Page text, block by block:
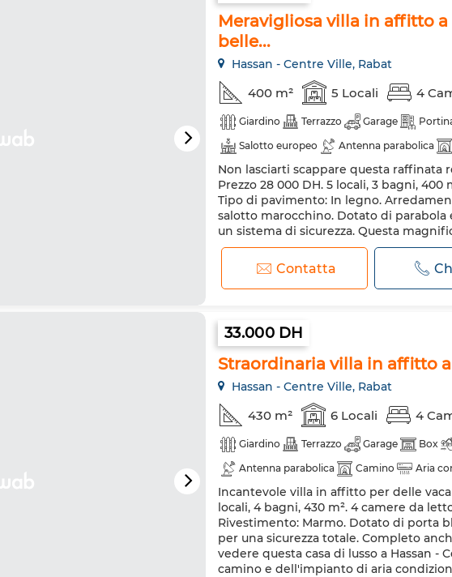
Meravigliosa villa in affitto a
belle...
Hassan - Centre Ville, Rabat
400 m² 5 Locali 4
Giardino Terrazzo Garage
Salotto europeo
Antenna parabolica
Riscaldamento
Sistema di allarme
Non lasciarti scappare questa raffinata
Prezzo 28 000 DH. 5 locali, 3 bagni,
Tipo di pavimento: In legno.
salotto marocchino. Dotato di
un sistema di sicurezza. Questa
Ville. Servizio concierge a disposizione,
Contatta
33.000 DH
Straordinaria villa in affitto
Hassan - Centre Ville, Rabat
430 m² 6 Locali 4
Giardino Terrazzo Garage Box
Antenna parabolica
Camino Aria
Sistema di allarme
Porta rinforzata
Incantevole villa in affitto per delle
locali, 4 bagni, 430 m². 4 camere da
Rivestimento: Marmo. Dotato di porta
per una sicurezza totale. Completo
vedere questa casa di lusso a Hassan -
camino e dell'impianto di aria